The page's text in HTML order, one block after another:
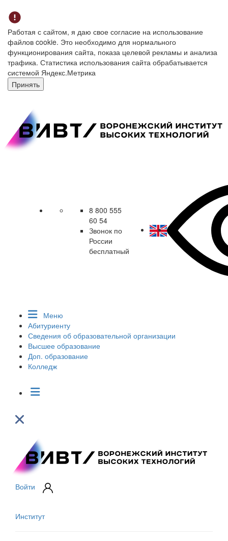
Работая с сайтом, я даю свое согласие на использование
файлов cookie. Это необходимо для нормального
функционирования сайта, показа целевой рекламы и анализа
трафика. Статистика использования сайта обрабатывается
системой Яндекс.Метрика
Принять
8 800 555
60 54
Звонок по
России
бесплатный
Меню
Абитуриенту
Сведения об образовательной организации
Высшее образование
Доп. образование
Колледж
Войти
Институт